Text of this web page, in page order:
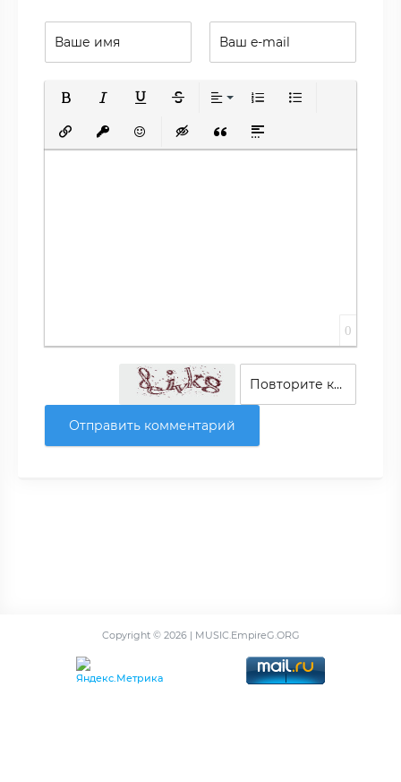
Вставить ссылку
Вставить защищенную ссылку
Вставить смайлик
Вставка скрытого текста
Вставка цитаты
Вставка спойлера
0
Отправить комментарий
Copyright © 2026 | MUSIC.EmpireG.ORG